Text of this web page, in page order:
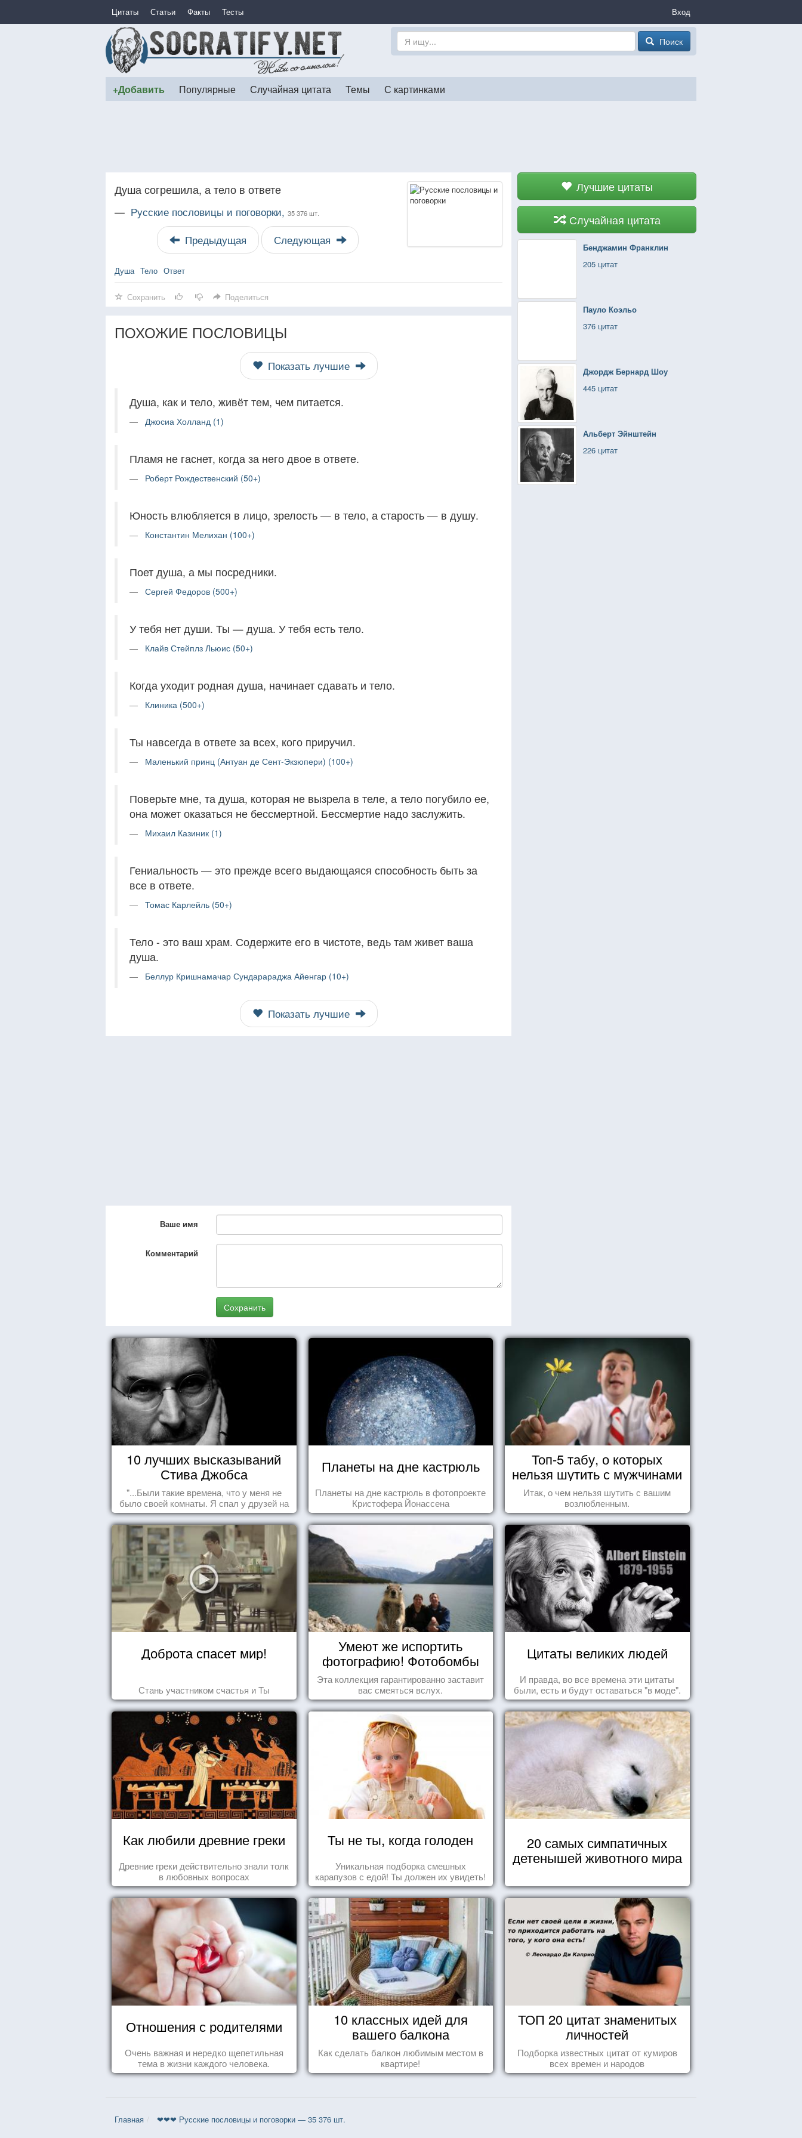
Цитаты Статьи Факты Тесты Вход
Поиск
+Добавить Популярные Случайная цитата Темы С картинками
Лучшие цитаты
Случайная цитата
Бенджамин Франклин
205 цитат
Пауло Коэльо
376 цитат
Джордж Бернард Шоу
445 цитат
Альберт Эйнштейн
226 цитат
Душа согрешила, а тело в ответе
— Русские пословицы и поговорки, 35 376 шт.
Предыдущая Следующая
Душа Тело Ответ
Сохранить Поделиться
ПОХОЖИЕ ПОСЛОВИЦЫ
Показать лучшие
Душа, как и тело, живёт тем, чем питается.
Джосиа Холланд (1)
Пламя не гаснет, когда за него двое в ответе.
Роберт Рождественский (50+)
Юность влюбляется в лицо, зрелость — в тело, а старость — в душу.
Константин Мелихан (100+)
Поет душа, а мы посредники.
Сергей Федоров (500+)
У тебя нет души. Ты — душа. У тебя есть тело.
Клайв Стейплз Льюис (50+)
Когда уходит родная душа, начинает сдавать и тело.
Клиника (500+)
Ты навсегда в ответе за всех, кого приручил.
Маленький принц (Антуан де Сент-Экзюпери) (100+)
Поверьте мне, та душа, которая не вызрела в теле, а тело погубило ее,
она может оказаться не бессмертной. Бессмертие надо заслужить.
Михаил Казиник (1)
Гениальность — это прежде всего выдающаяся способность быть за
все в ответе.
Томас Карлейль (50+)
Тело - это ваш храм. Содержите его в чистоте, ведь там живет ваша
душа.
Беллур Кришнамачар Сундарараджа Айенгар (10+)
Показать лучшие
Ваше имя
Комментарий
Сохранить
10 лучших высказываний
Стива Джобса
"...Были такие времена, что у меня не
было своей комнаты. Я спал у друзей на
полу, а для того, чтобы купить еды -
сдавал бутылки из под кока-колы"
Планеты на дне кастрюль
Планеты на дне кастрюль в фотопроекте
Кристофера Йонассена
Топ-5 табу, о которых
нельзя шутить с мужчинами
Итак, о чем нельзя шутить с вашим
возлюбленным.
Доброта спасет мир!
Стань участником счастья и Ты
Умеют же испортить
фотографию! Фотобомбы
животных
Эта коллекция гарантированно заставит
вас смеяться вслух.
Цитаты великих людей
И правда, во все времена эти цитаты
были, есть и будут оставаться "в моде".
Как любили древние греки
Древние греки действительно знали толк
в любовных вопросах
Ты не ты, когда голоден
Уникальная подборка смешных
карапузов с едой! Ты должен их увидеть!
20 самых симпатичных
детенышей животного мира
Отношения с родителями
Очень важная и нередко щепетильная
тема в жизни каждого человека.
10 классных идей для
вашего балкона
Как сделать балкон любимым местом в
квартире!
ТОП 20 цитат знаменитых
личностей
Подборка известных цитат от кумиров
всех времен и народов
Главная ❤❤❤ Русские пословицы и поговорки — 35 376 шт.